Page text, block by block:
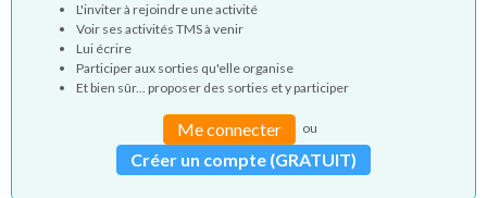
L'inviter à rejoindre une activité
Voir ses activités TMS à venir
Lui écrire
Participer aux sorties qu'elle organise
Et bien sûr... proposer des sorties et y participer
Me connecter ou
Créer un compte (GRATUIT)